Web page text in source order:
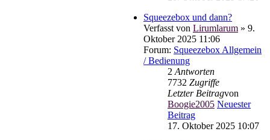
Squeezebox und dann?
Verfasst von Lirumlarum » 9.
Oktober 2025 11:06
Forum: Squeezebox Allgemein
/ Bedienung
2 Antworten
7732 Zugriffe
Letzter Beitragvon
Boogie2005 Neuester
Beitrag
17. Oktober 2025 10:07